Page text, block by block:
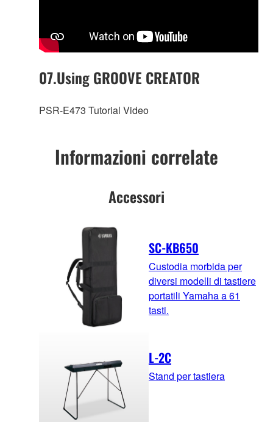
07.Using GROOVE CREATOR
PSR-E473 Tutorial Video
Informazioni correlate
Accessori
SC-KB650
Custodia morbida per
diversi modelli di tastiere
portatili Yamaha a 61
tasti.
L-2C
Stand per tastiera